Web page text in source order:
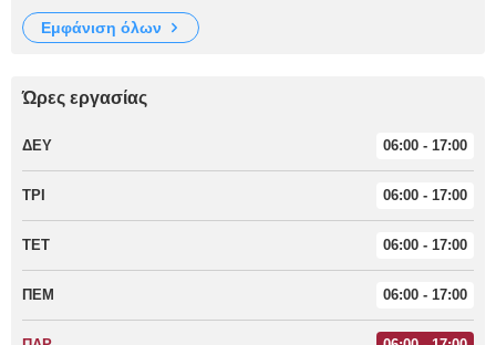
εμφάνιση όλων
Ώρες εργασίας
ΔΕΥ 06:00 - 17:00
ΤΡΙ 06:00 - 17:00
ΤΕΤ 06:00 - 17:00
ΠΕΜ 06:00 - 17:00